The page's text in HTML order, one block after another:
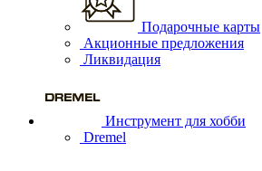
Подарочные карты
Акционные предложения
Ликвидация
Инструмент для хобби
Dremel